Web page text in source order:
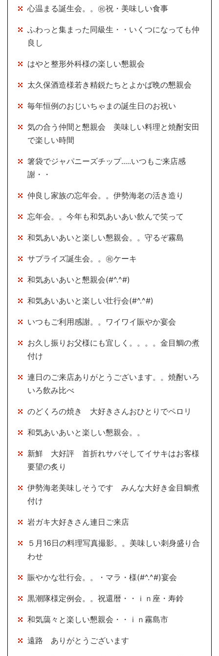
心温まる誕生会。。㊗祝・美味しい食事
ふわっと集まった同級生・・いくつになっても仲
良し
はやと整形外科様の楽しい懇親会
太久保酒造様若き精鋭たちとよかば晩の懇親会
毎年恒例のおじいちゃまの誕生日のお祝い
気の合う仲間と懇親会 美味しい料理と焼酎安田
で楽しい時間
箸袋でジャパニーズチップ.....いつもご来店感
謝・・
仲良し家族の忘年会。。伊勢海老の活き造り
忘年会。。今年も和気あいあい飲んで笑って
和気あいあいと楽しい懇親会。。守るぞ霧島
サプライズ誕生会。。㊗ケーキ
和気あいあいと懇親会(#^.^#)
和気あいあいと楽しい壮行会(#^.^#)
いつもご利用感謝。。ワイワイ賑やか宴会
お久し振りお父様にも宜しく。。。。金目鯛の煮
付け
連日のご来店ありがとうございます。。焼酎いろ
いろ飲み比べ
のどくろの焼き 大好きさんおひとりでペロリ
和気あいあいと楽しい懇親会。。
新鮮 大好評 首折れサバそしてイサキはお客様
要望の炙り
伊勢海老美味しそうです みんな大好き金目鯛煮
付け
岩ガキ大好きさん連日ご来店
５月16日の料理写真撮影。。美味しい刺身盛り合
わせ
賑やかな壮行会。。・マラ・様(#^.^#)宴会
黒潮隊様定例会。。祝還暦・・ｉｎ座・寿鈴
和気藹々と楽しい懇親会・・ｉｎ霧島市
遠路 ありがとうございます